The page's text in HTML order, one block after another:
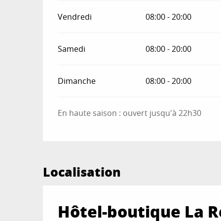
Vendredi 08:00 - 20:00
Samedi 08:00 - 20:00
Dimanche 08:00 - 20:00
En haute saison : ouvert jusqu'à 22h30
Localisation
Hôtel-boutique La